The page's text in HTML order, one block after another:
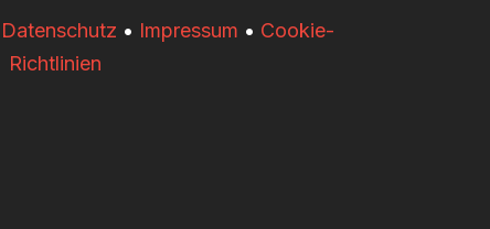
Datenschutz • Impressum • Cookie-
Richtlinien